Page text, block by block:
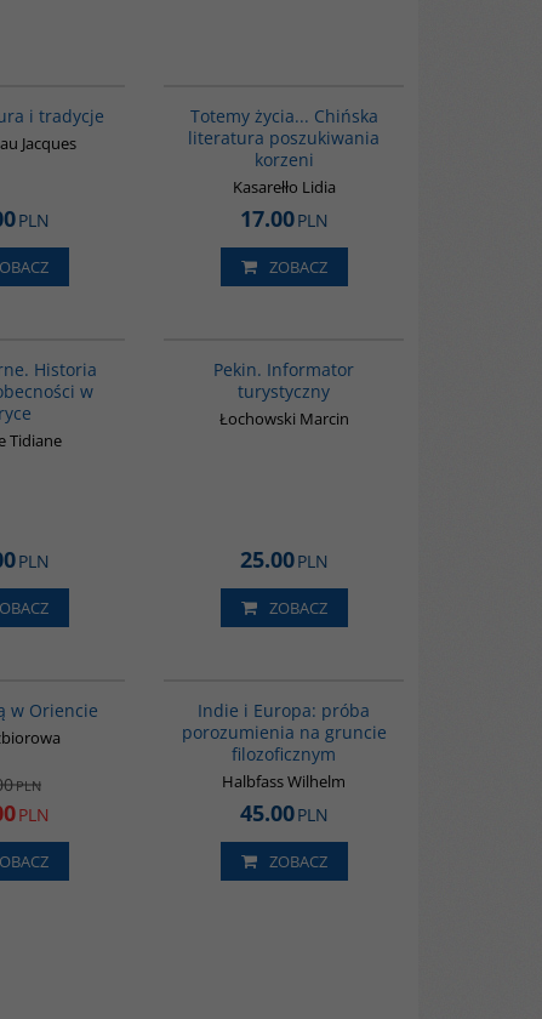
i tradycje
Jacques
PLN
Totemy życia... Chińska
literatura poszukiwania
korzeni
Kasarełło Lidia
17.00PLN
ZOBACZ
Historia
w
Tidiane
PLN
Pekin. Informator
turystyczny
Łochowski Marcin
25.00PLN
ZOBACZ
w Oriencie
PLN
PLN
Indie i Europa: próba
porozumienia na gruncie
filozoficznym
Halbfass Wilhelm
45.00PLN
ZOBACZ